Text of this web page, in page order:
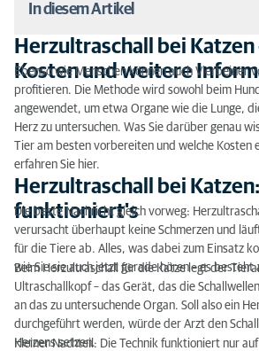
In diesem Artikel
Herzultraschall bei Katzen –
weitere Informationen
Herzultraschall bei Katzen: so
Herzultraschall Katze: Kosten
Herzultraschall bei Katzen
Kosten und weitere
Ebenso wie Menschen können auch Vierbeiner
profitieren. Die Methode wird sowohl beim
angewendet, um etwa Organe wie die Lunge,
Herz zu untersuchen. Was Sie darüber genau
Tier am besten vorbereiten und welche Kosten
erfahren Sie hier.
Herzultraschall bei
funktioniert's
Die beste Nachricht gleich vorweg:
verursacht überhaupt keine Schmerzen und
für die Tiere ab. Alles, was dabei zum Einsatz
wie Sie sie auch jetzt gerade hören – es besteht
Beim Herzultraschall für die Katze legt der
Ultraschallkopf – das Gerät, das die
an das zu untersuchende Organ. Soll also ein
durchgeführt werden, würde der Arzt den
Herzens setzen.
Kleiner Nachteil: Die Technik funktioniert nur